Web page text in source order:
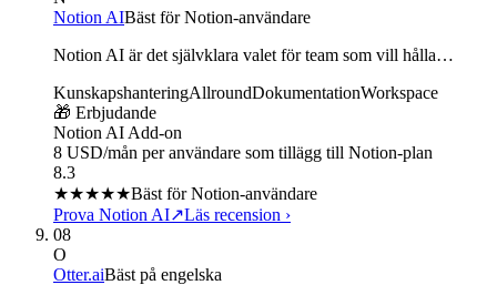
Notion AIBäst för Notion-användare
Notion AI är det självklara valet för team som vill hålla…
KunskapshanteringAllroundDokumentationWorkspace
🎁 Erbjudande
Notion AI Add-on
8 USD/mån per användare som tillägg till Notion-plan
8.3
★★★★★Bäst för Notion-användare
Prova Notion AI↗Läs recension ›
08
O
Otter.aiBäst på engelska